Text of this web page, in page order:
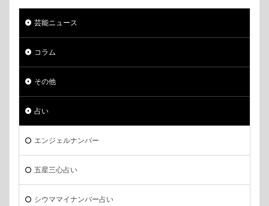
芸能ニュース
コラム
その他
占い
エンジェルナンバー
五星三心占い
シウママイナンバー占い